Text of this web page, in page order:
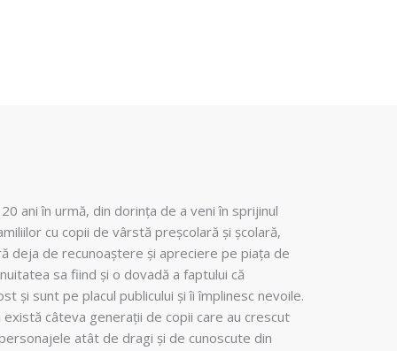
ani în urmă, din dorința de a veni în sprijinul
cu copii de vârstă preșcolară și școlară,
deja de recunoaștere și apreciere pe piața de
sa fiind și o dovadă a faptului că
și sunt pe placul publicului și îi împlinesc nevoile.
câteva generații de copii care au crescut
atât de dragi și de cunoscute din